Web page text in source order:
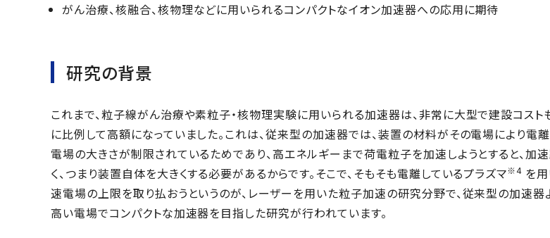
がん治療、核融合、核物理などに用いられるコンパクトなイオン加速器への応用に期待
研究の背景
これまで、粒子線がん治療や素粒子・核物理実験に用いられる加速器は、非常に大型で建設コスト
に比例して高額になっていました。これは、従来型の加速器では、装置の材料がその電場により電
電場の大きさが制限されているためであり、高エネルギーまで荷電粒子を加速しようとすると、加
く、つまり装置自体を大きくする必要があるからです。そこで、そもそも電離しているプラズマ※4 を
速電場の上限を取り払おうというのが、レーザーを用いた粒子加速の研究分野で、従来型の加速器
高い電場でコンパクトな加速器を目指した研究が行われています。